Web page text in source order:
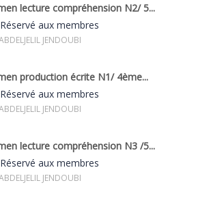
lecture compréhension N2/ 5...
Réservé aux membres
JENDOUBI
production écrite N1/ 4ème...
Réservé aux membres
JENDOUBI
lecture compréhension N3 /5...
Réservé aux membres
JENDOUBI